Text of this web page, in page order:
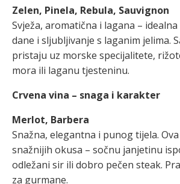
Zelen, Pinela, Rebula, Sauvignon
Svježa, aromatična i lagana –
dane i sljubljivanje s laganim jelima.
pristaju uz morske specijalitete,
mora ili laganu tjesteninu.
Crvena vina – snaga i karakter
Merlot, Barbera
Snažna, elegantna i punog tijela.
snažnijih okusa – sočnu janjetinu
odležani sir ili dobro pečen steak.
za gurmane.